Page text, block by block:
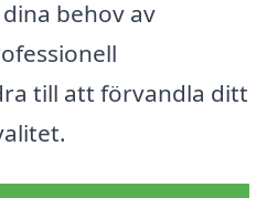
behov av
till att förvandla ditt